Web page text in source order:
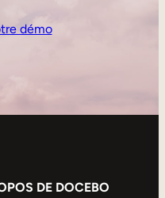
démo
DE DOCEBO